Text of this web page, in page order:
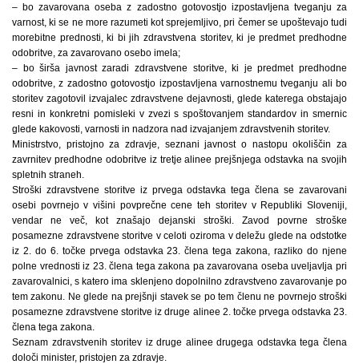
– bo zavarovana oseba z zadostno gotovostjo izpostavljena tveganju za
varnost, ki se ne more razumeti kot sprejemljivo, pri čemer se upoštevajo tudi
morebitne prednosti, ki bi jih zdravstvena storitev, ki je predmet predhodne
odobritve, za zavarovano osebo imela;
– bo širša javnost zaradi zdravstvene storitve, ki je predmet predhodne
odobritve, z zadostno gotovostjo izpostavljena varnostnemu tveganju ali bo
storitev zagotovil izvajalec zdravstvene dejavnosti, glede katerega obstajajo
resni in konkretni pomisleki v zvezi s spoštovanjem standardov in smernic
glede kakovosti, varnosti in nadzora nad izvajanjem zdravstvenih storitev.
Ministrstvo, pristojno za zdravje, seznani javnost o nastopu okoliščin za
zavrnitev predhodne odobritve iz tretje alinee prejšnjega odstavka na svojih
spletnih straneh.
Stroški zdravstvene storitve iz prvega odstavka tega člena se zavarovani
osebi povrnejo v višini povprečne cene teh storitev v Republiki Sloveniji,
vendar ne več, kot znašajo dejanski stroški. Zavod povrne stroške
posamezne zdravstvene storitve v celoti oziroma v deležu glede na odstotke
iz 2. do 6. točke prvega odstavka 23. člena tega zakona, razliko do njene
polne vrednosti iz 23. člena tega zakona pa zavarovana oseba uveljavlja pri
zavarovalnici, s katero ima sklenjeno dopolnilno zdravstveno zavarovanje po
tem zakonu. Ne glede na prejšnji stavek se po tem členu ne povrnejo stroški
posamezne zdravstvene storitve iz druge alinee 2. točke prvega odstavka 23.
člena tega zakona.
Seznam zdravstvenih storitev iz druge alinee drugega odstavka tega člena
določi minister, pristojen za zdravje.